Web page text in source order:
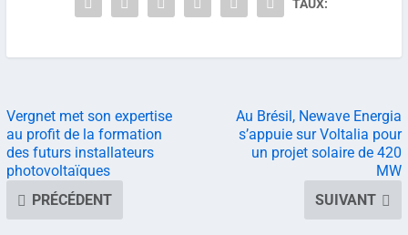
TAUX:
Vergnet met son expertise
au profit de la formation
des futurs installateurs
photovoltaïques
PRÉCÉDENT
Au Brésil, Newave Energia
s’appuie sur Voltalia pour
un projet solaire de 420
MW
SUIVANT